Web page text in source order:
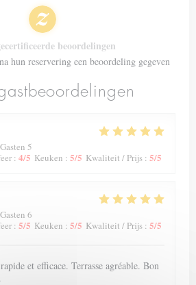
5
: 4/5 Keuken : 5/5 Kwaliteit / Prijs : 5/5
6
: 5/5 Keuken : 5/5 Kwaliteit / Prijs : 5/5
et efficace. Terrasse agréable. Bon
beoordelingen
hun reservering een beoordeling gegeven